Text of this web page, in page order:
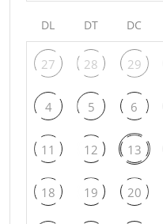
DL DT DC
27 28 29
4 5 6
11 12 13
18 19 20